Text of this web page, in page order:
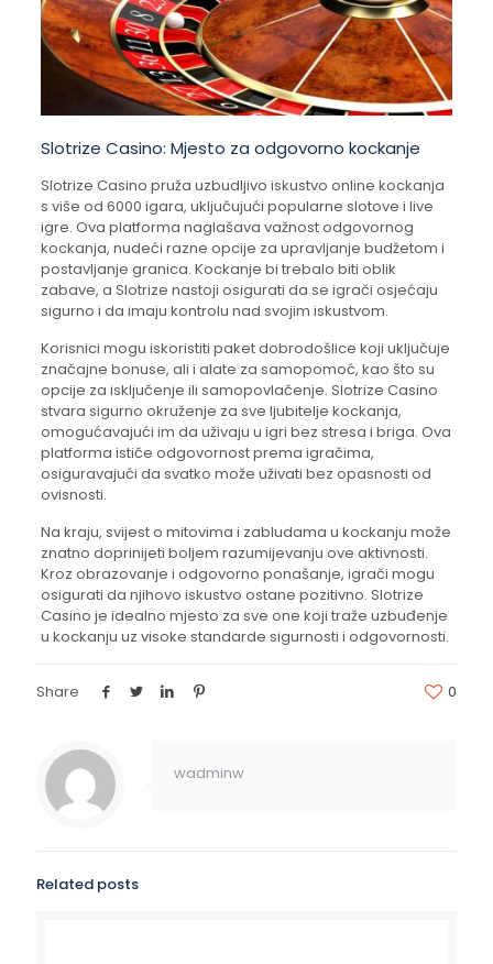
Slotrize Casino: Mjesto za odgovorno kockanje
Slotrize Casino pruža uzbudljivo iskustvo online kockanja
s više od 6000 igara, uključujući popularne slotove i live
igre. Ova platforma naglašava važnost odgovornog
kockanja, nudeći razne opcije za upravljanje budžetom i
postavljanje granica. Kockanje bi trebalo biti oblik
zabave, a Slotrize nastoji osigurati da se igrači osjećaju
sigurno i da imaju kontrolu nad svojim iskustvom.
Korisnici mogu iskoristiti paket dobrodošlice koji uključuje
značajne bonuse, ali i alate za samopomoć, kao što su
opcije za isključenje ili samopovlačenje. Slotrize Casino
stvara sigurno okruženje za sve ljubitelje kockanja,
omogućavajući im da uživaju u igri bez stresa i briga. Ova
platforma ističe odgovornost prema igračima,
osiguravajući da svatko može uživati bez opasnosti od
ovisnosti.
Na kraju, svijest o mitovima i zabludama u kockanju može
znatno doprinijeti boljem razumijevanju ove aktivnosti.
Kroz obrazovanje i odgovorno ponašanje, igrači mogu
osigurati da njihovo iskustvo ostane pozitivno. Slotrize
Casino je idealno mjesto za sve one koji traže uzbuđenje
u kockanju uz visoke standarde sigurnosti i odgovornosti.
Share 0
wadminw
Related posts